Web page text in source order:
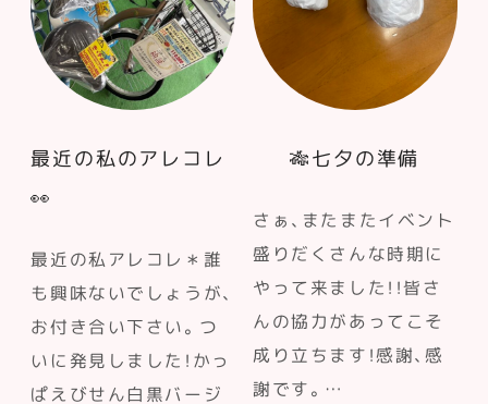
最近の私のアレコレ
👀
最近の私アレコレ＊誰
も興味ないでしょうが、
お付き合い下さい。つ
いに発見しました！かっ
ぱえびせん白黒バージ
🎋七夕の準備
さぁ、またまたイベント
盛りだくさんな時期に
やって来ました！！皆さ
んの協力があってこそ
成り立ちます！感謝、感
謝です。…